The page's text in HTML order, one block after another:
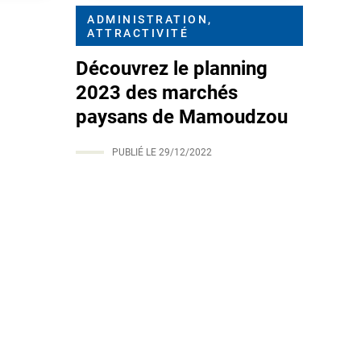
ADMINISTRATION,
ATTRACTIVITÉ
Découvrez le planning
2023 des marchés
paysans de Mamoudzou
PUBLIÉ LE 29/12/2022